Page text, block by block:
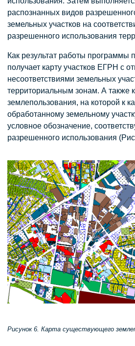
распознанных видов
земельных участков на
разрешенного использования
Как результат работы программы
получает карту участков ЕГРН с
несоответствиями земельных
территориальным зонам. А также
землепользования, на которой к
обработанному земельному
условное обозначение,
разрешенного использования
Рисунок 6. Карта существующего